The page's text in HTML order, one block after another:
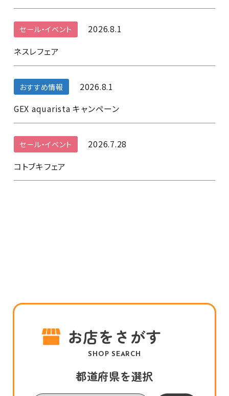
セール・イベント
2026.8.1
ネスレフェア
おすすめ情報
2026.8.1
GEX aquarista キャンペーン
セール・イベント
2026.7.28
コトブキフェア
お店をさがす
SHOP SEARCH
都道府県を選択